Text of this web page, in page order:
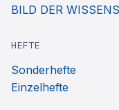
BILD DER
HEFTE
Sonderhefte
Einzelhefte